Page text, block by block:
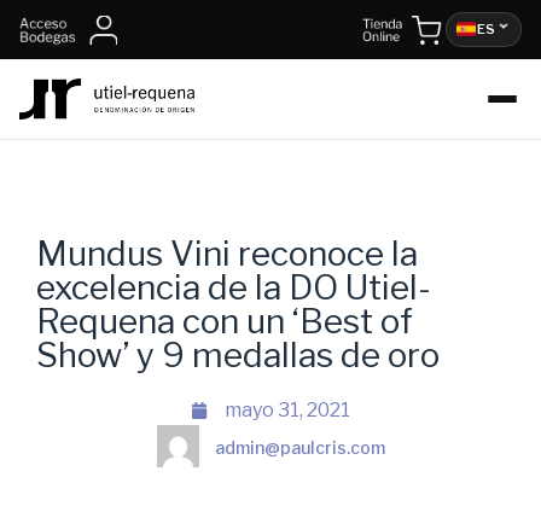
ES
Mundus Vini reconoce la
excelencia de la DO Utiel-
Requena con un ‘Best of
Show’ y 9 medallas de oro
mayo 31, 2021
admin@paulcris.com